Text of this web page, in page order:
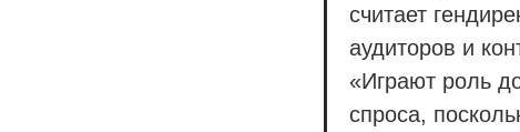
считает
аудиторов и
«Играют роль
спроса,